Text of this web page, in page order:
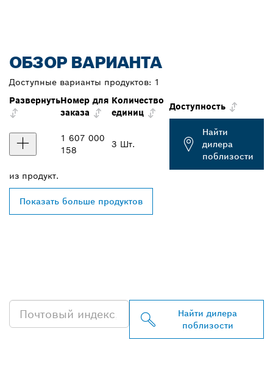
ОБЗОР ВАРИАНТА
Доступные варианты продуктов: 1
РазвернутьНомер для
заказа
Количество
единиц
Доступность
1 607 000
158
3 Шт.
Найти
дилера
поблизости
из продукт.
Показать больше продуктов
Найти дилера
поблизости